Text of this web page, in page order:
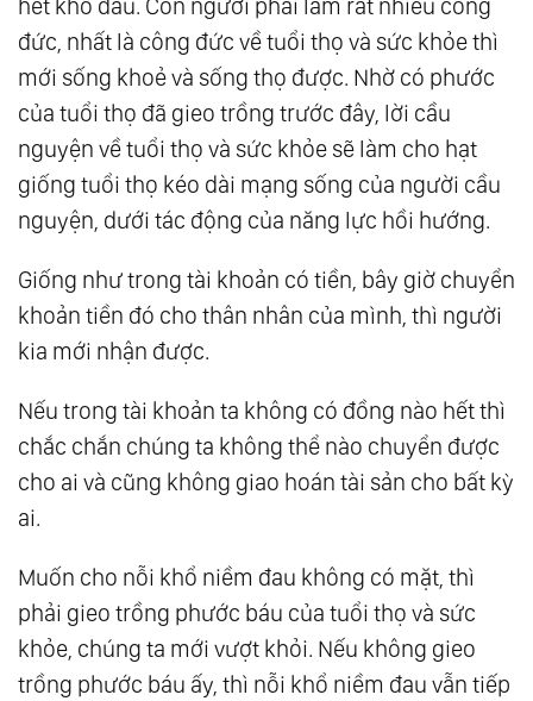
đức, nhất là công đức về tuổi thọ và sức khỏe thì
mới sống khoẻ và sống thọ được. Nhờ có phước
của tuổi thọ đã gieo trồng trước đây, lời cầu
nguyện về tuổi thọ và sức khỏe sẽ làm cho hạt
giống tuổi thọ kéo dài mạng sống của người cầu
nguyện, dưới tác động của năng lực hồi hướng.
Giống như trong tài khoản có tiền, bây giờ chuyển
khoản tiền đó cho thân nhân của mình, thì người
kia mới nhận được.
Nếu trong tài khoản ta không có đồng nào hết thì
chắc chắn chúng ta không thể nào chuyển được
cho ai và cũng không giao hoán tài sản cho bất kỳ
ai.
Muốn cho nỗi khổ niềm đau không có mặt, thì
phải gieo trồng phước báu của tuổi thọ và sức
khỏe, chúng ta mới vượt khỏi. Nếu không gieo
trồng phước báu ấy, thì nỗi khổ niềm đau vẫn tiếp